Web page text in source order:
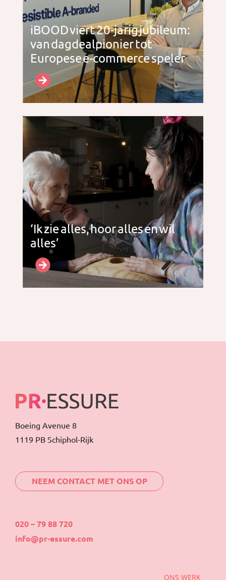
iBOOD viert 20-jarig jubileum:
van dagdealpionier tot
Europese e-commerce speler
‘Ik zie alles, hoor alles en wil
alles’
Boeing Avenue 8
1119 PB Schiphol-Rijk
NEEM CONTACT MET ONS OP
020 – 79 88 720
info@pr-essure.com
ONS WERK